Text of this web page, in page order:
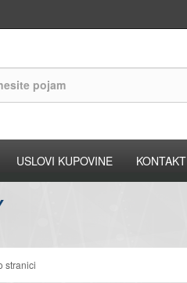
USLOVI KUPOVINE KONTAKT
stranici